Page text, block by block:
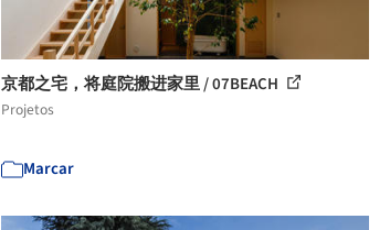
京都之宅，将庭院搬进家里 / 07BEACH
Projetos
Marcar